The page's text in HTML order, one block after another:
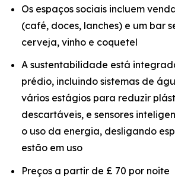
Os espaços sociais incluem
(café, doces, lanches) e um bar
cerveja, vinho e coquetel
A sustentabilidade está
prédio, incluindo sistemas de
vários estágios para reduzir
descartáveis, e sensores
o uso da energia, desligando
estão em uso
Preços a partir de £ 70 por noite